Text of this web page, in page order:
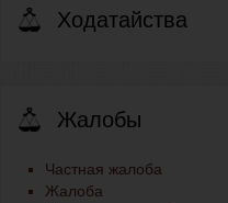
Ходатайства
Жалобы
Частная жалоба
Жалоба